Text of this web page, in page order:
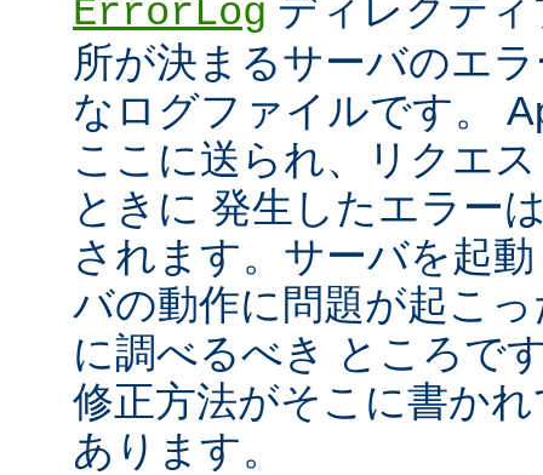
ErrorLog ディレクテ
所が決まるサーバのエ
なログファイルです。
ここに送られ、リクエ
ときに 発生したエラー
されます。サーバを起
バの動作に問題が起こ
に調べるべき ところで
修正方法がそこに書か
あります。